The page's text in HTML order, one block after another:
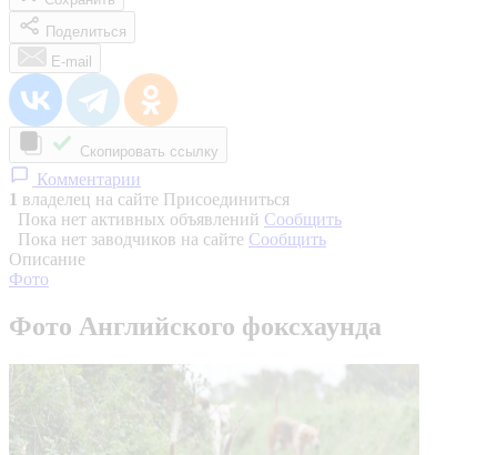
Поделиться
E-mail
Скопировать ссылку
Комментарии
1 владелец на сайте Присоединиться
Пока нет активных объявлений Сообщить
Пока нет заводчиков на сайте Сообщить
Описание
Фото
Фото Английского фоксхаунда